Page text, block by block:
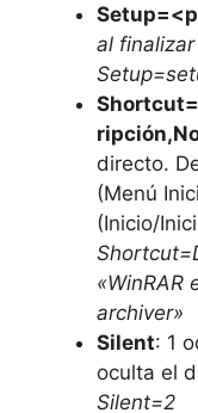
al finalizar
directo.
(Menú
(Inicio/
«WinRAR
archiver»
Silent: 1
oculta el
Silent=2